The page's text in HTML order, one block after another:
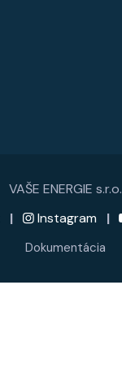
VAŠE ENERGIE s.r.o.
| Instagram |
Dokumentácia